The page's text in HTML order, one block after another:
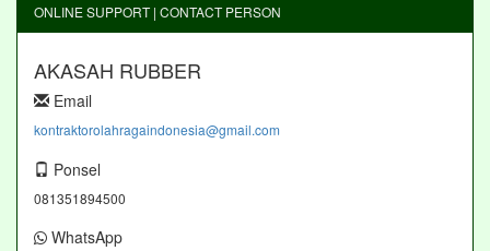
ONLINE SUPPORT | CONTACT PERSON
AKASAH RUBBER
Email
kontraktorolahragaindonesia@gmail.com
Ponsel
081351894500
WhatsApp